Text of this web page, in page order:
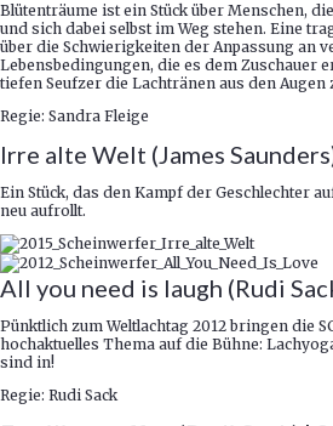
Blütenträume ist ein Stück über Menschen,
und sich dabei selbst im Weg stehen. Eine
über die Schwierigkeiten der Anpassung an
Lebensbedingungen, die es dem Zuschauer
tiefen Seufzer die Lachtränen aus den Augen
Regie: Sandra Fleige
Irre alte Welt (James
Ein Stück, das den Kampf der Geschlechter
neu aufrollt.
All you need is laugh (Rudi
Pünktlich zum Weltlachtag 2012 bringen die
hochaktuelles Thema auf die Bühne:
sind in!
Regie: Rudi Sack